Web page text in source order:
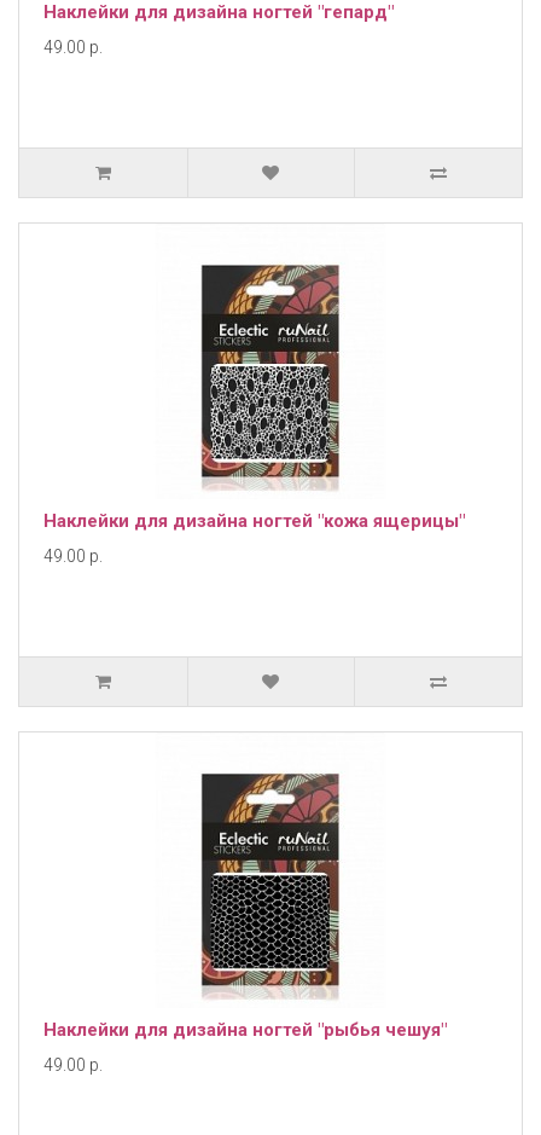
Наклейки для дизайна ногтей "гепард"
49.00 р.
Наклейки для дизайна ногтей "кожа ящерицы"
49.00 р.
Наклейки для дизайна ногтей "рыбья чешуя"
49.00 р.